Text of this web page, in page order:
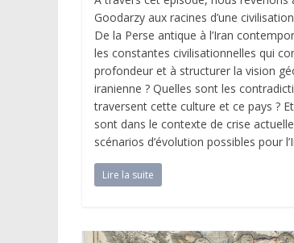
Goodarzy aux racines d’une
De la Perse antique à l’Iran
les constantes civilisationnelles qui
profondeur et à structurer la vision
iranienne ? Quelles sont les
traversent cette culture et ce pays ?
sont dans le contexte de crise
scénarios d’évolution possibles pour
Lire la suite